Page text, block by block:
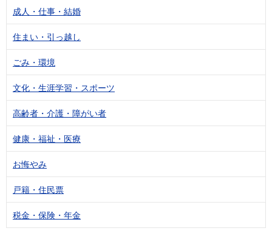
成人・仕事・結婚
住まい・引っ越し
ごみ・環境
文化・生涯学習・スポーツ
高齢者・介護・障がい者
健康・福祉・医療
お悔やみ
戸籍・住民票
税金・保険・年金